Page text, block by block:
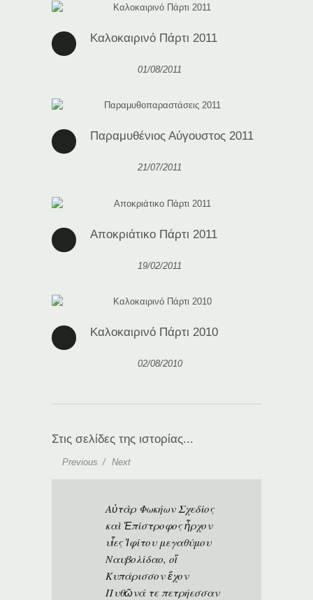
Καλοκαιρινό Πάρτι 2011
01/08/2011
Παραμυθένιος Αύγουστος 2011
21/07/2011
Αποκριάτικο Πάρτι 2011
19/02/2011
Καλοκαιρινό Πάρτι 2010
02/08/2010
Στις σελίδες της ιστορίας...
Previous Next
Αὐτὰρ Φωκήων Σχεδίος
καὶ Ἐπίστροφος ἦρχον
υἷες Ἰφίτου μεγαθύμου
Ναυβολίδαο, οἳ
Κυπάρισσον ἔχον
Πυθῶνά τε πετρήεσσαν